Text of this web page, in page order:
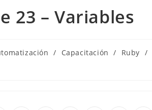
23 – Variables
/ Capacitación / Ruby /